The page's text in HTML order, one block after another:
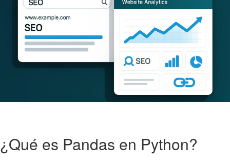
¿Qué es Pandas en Python?